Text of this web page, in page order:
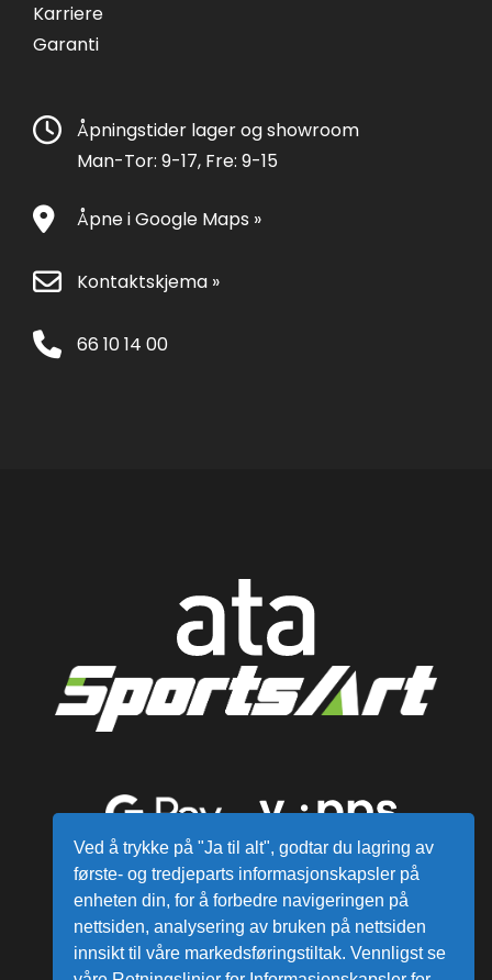
Karriere
Garanti
Åpningstider lager og showroom
Man-Tor: 9-17, Fre: 9-15
Åpne i Google Maps »
Kontaktskjema »
66 10 14 00
Ved å trykke på "Ja til alt", godtar du lagring av
første- og tredjeparts informasjonskapsler på
enheten din, for å forbedre navigeringen på
nettsiden, analysering av bruken på nettsiden
innsikt til våre markedsføringstiltak. Vennligst se